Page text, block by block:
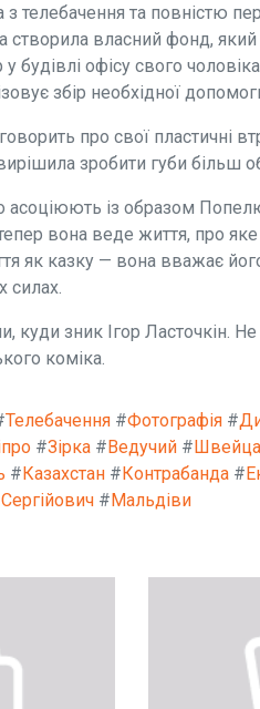
з телебачення та повністю
створила власний фонд,
будівлі офісу свого
збір необхідної
про свої пластичні
зробити губи більш
асоціюють із образом
вона веде життя, про
як казку — вона вважає
силах.
зник Ігор Ласточкін. Не
коміка.
Телебачення #Фотографія #
#Зірка #Ведучий #
#Казахстан #Контрабанда #
#Мальдіви